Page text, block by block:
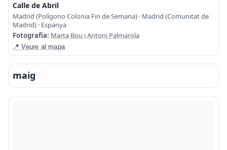
Calle de Abril
Madrid (Polígono Colonia Fin de Semana) · Madrid (Comunitat de
Madrid) · Espanya
Fotografia: Marta Bou i Antoni Palmarola
📍 Veure al mapa
maig